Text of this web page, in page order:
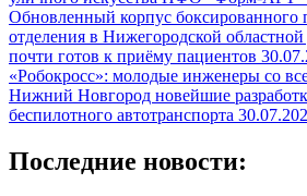
Обновленный корпус боксированного
отделения в Нижегородской
почти готов к приёму пациентов
«Робокросс»: молодые инженеры со
Нижний Новгород новейшие
беспилотного автотранспорта
Последние новости: